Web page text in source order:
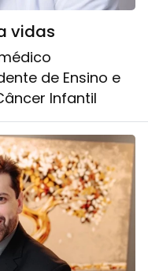
vidas
de Ensino e
Infantil